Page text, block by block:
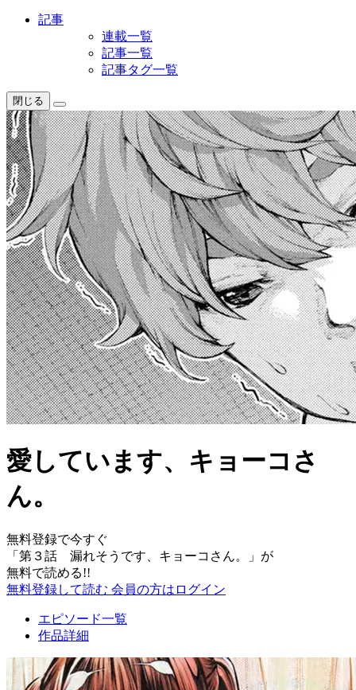
記事
連載一覧
記事一覧
記事タグ一覧
閉じる
愛しています、キョーコさ
ん。
無料登録で今すぐ
「 第３話 漏れそうです、キョーコさん。
」が
無料で読める!!
無料登録して読む 会員の方はログイン
エピソード一覧
作品詳細